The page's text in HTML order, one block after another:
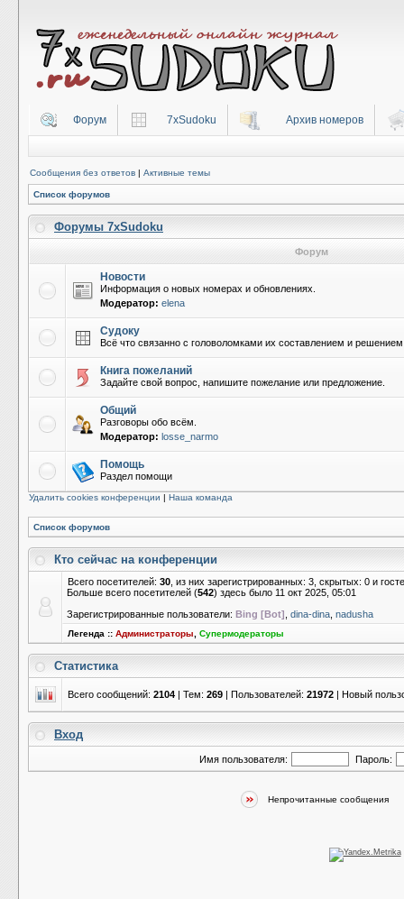
Форум 7xSudoku Архив номеров
Сообщения без ответов | Активные темы
Список форумов
Форумы 7xSudoku
Форум
Новости
Информация о новых номерах и обновлениях.
Модератор: elena
Судоку
Всё что связанно с головоломками их составлением и
Книга пожеланий
Задайте свой вопрос, напишите пожелание или предложение.
Общий
Разговоры обо всём.
Модератор: losse_narmo
Помощь
Раздел помощи
Удалить cookies конференции | Наша команда
Список форумов
Кто сейчас на конференции
Всего посетителей: 30 , из них зарегистрированных: 3, скрытых: 0 и
Больше всего посетителей (542) здесь было 11 окт 2025, 05:01
Зарегистрированные пользователи: Bing [Bot] dina-dina nadusha
Легенда :: Администраторы Супермодераторы
Статистика
Всего сообщений: 2104 | Тем: 269 | Пользователей: 21972 | Новый
Вход
Имя пользователя: Пароль:
Непрочитанные сообщения